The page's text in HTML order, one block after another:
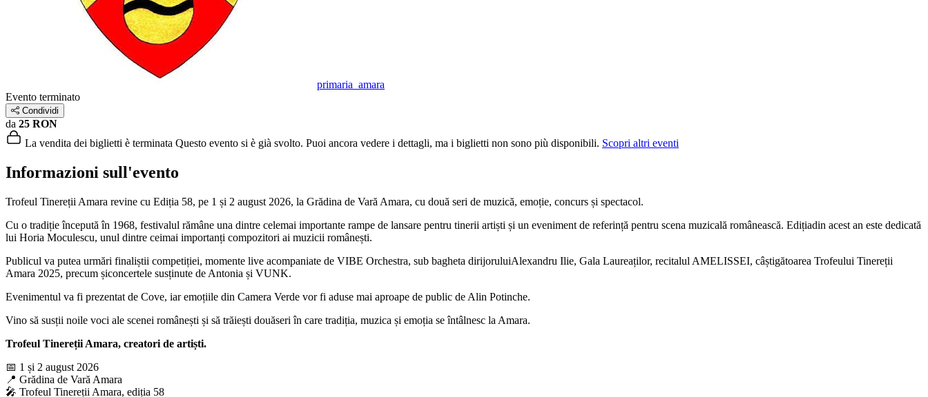
primaria_amara
Evento terminato
Condividi
da 25 RON
La vendita dei biglietti è terminata Questo evento si è già svolto. Puoi ancora vedere i dettagli, ma i biglietti non sono più disponibili. Scopri altri eventi
Informazioni sull'evento
Trofeul Tinereții Amara revine cu Ediția 58, pe 1 și 2 august 2026, la Grădina de Vară Amara, cu două seri de muzică, emoție, concurs și spectacol.
Cu o tradiție începută în 1968, festivalul rămâne una dintre celemai importante rampe de lansare pentru tinerii artiști și un eveniment de referință pentru scena muzicală românească. Edițiadin acest an este dedicată
lui Horia Moculescu, unul dintre ceimai importanți compozitori ai muzicii românești.
Publicul va putea urmări finaliștii competiției, momente live acompaniate de VIBE Orchestra, sub bagheta dirijoruluiAlexandru Ilie, Gala Laureaților, recitalul AMELISSEI, câștigătoarea Trofeului Tinereții
Amara 2025, precum șiconcertele susținute de Antonia și VUNK.
Evenimentul va fi prezentat de Cove, iar emoțiile din Camera Verde vor fi aduse mai aproape de public de Alin Potinche.
Vino să susții noile voci ale scenei românești și să trăiești douăseri în care tradiția, muzica și emoția se întâlnesc la Amara.
Trofeul Tinereții Amara, creatori de artiști.
📅 1 și 2 august 2026
📍 Grădina de Vară Amara
🎤 Trofeul Tinereții Amara, ediția 58